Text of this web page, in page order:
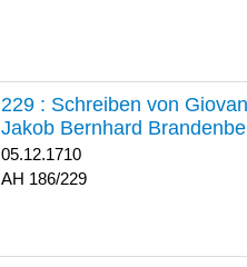
229 : Schreiben von
Jakob Bernhard
05.12.1710
186/229